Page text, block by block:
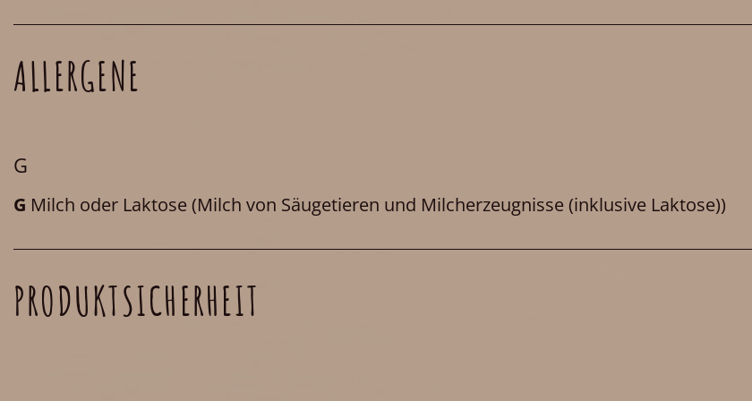
ALLERGENE
G
G Milch oder Laktose(Milch von Säugetieren und Milcherzeugnisse (inklusive Laktose))
PRODUKTSICHERHEIT